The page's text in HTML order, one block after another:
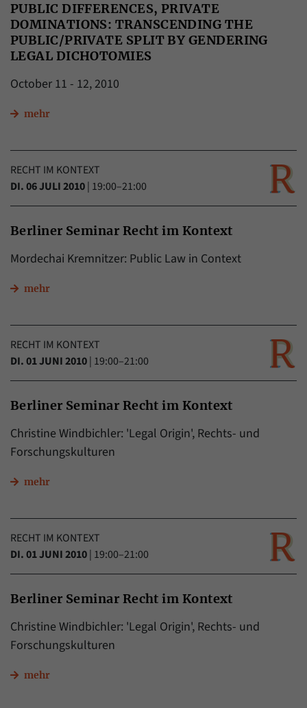
PUBLIC DIFFERENCES, PRIVATE
DOMINATIONS: TRANSCENDING THE
PUBLIC/PRIVATE SPLIT BY GENDERING
LEGAL DICHOTOMIES
October 11 - 12, 2010
mehr
RECHT IM KONTEXT
DI. 06 JULI 2010| 19:00–21:00
Berliner Seminar Recht im Kontext
Mordechai Kremnitzer: Public Law in Context
mehr
RECHT IM KONTEXT
DI. 01 JUNI 2010| 19:00–21:00
Berliner Seminar Recht im Kontext
Christine Windbichler: 'Legal Origin', Rechts- und
Forschungskulturen
mehr
RECHT IM KONTEXT
DI. 01 JUNI 2010| 19:00–21:00
Berliner Seminar Recht im Kontext
Christine Windbichler: 'Legal Origin', Rechts- und
Forschungskulturen
mehr